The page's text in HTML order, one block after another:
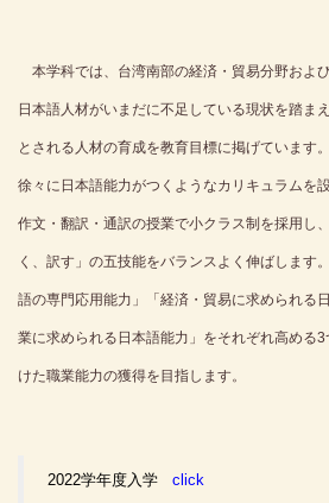
本学科では、台湾南部の経済・貿易分野およ
日本語人材がいまだに不足している現状を踏ま
とされる人材の育成を教育目標に掲げています
徐々 に日本語能力がつくようなカリキュラムを
作文・翻訳・通訳の授業で小クラス制を採用し
く、訳す」の五技能をバランスよく伸ばします
語の専門応用能力」「経済・貿易に求められる
業に求められる日本語能力」をそれぞれ高める3
けた職業能力の獲得を目指します。
2022学年度入学 click